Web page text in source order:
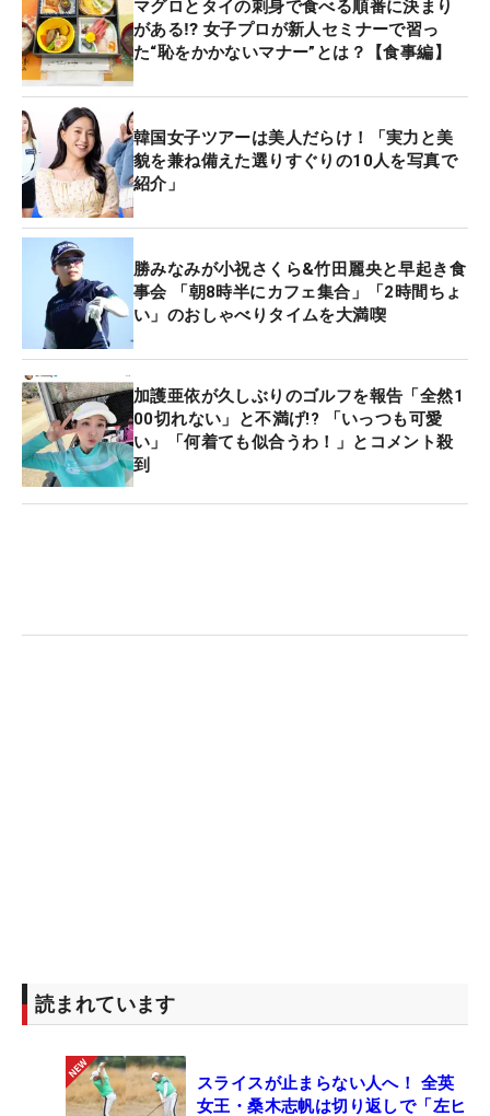
マグロとタイの刺身で食べる順番に決まり
がある⁉ 女子プロが新人セミナーで習っ
た“恥をかかないマナー”とは？【食事編】
韓国女子ツアーは美人だらけ！「実力と美
貌を兼ね備えた選りすぐりの10人を写真で
紹介」
勝みなみが小祝さくら&竹田麗央と早起き食
事会 「朝8時半にカフェ集合」「2時間ちょ
い」のおしゃべりタイムを大満喫
加護亜依が久しぶりのゴルフを報告「全然1
00切れない」と不満げ!? 「いっつも可愛
い」「何着ても似合うわ！」とコメント殺
到
読まれています
スライスが止まらない人へ！ 全英
女王・桑木志帆は切り返しで「左ヒ